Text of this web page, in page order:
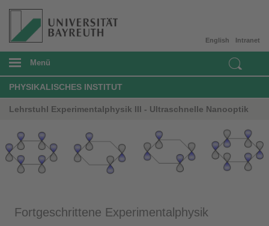
Intranet
English
Menü
PHYSIKALISCHES INSTITUT
Lehrstuhl Experimentalphysik III - Ultraschnelle Nanooptik
Fortgeschrittene Experimentalphysik